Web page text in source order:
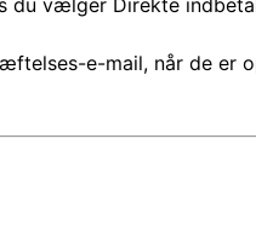
e-mail, når de er